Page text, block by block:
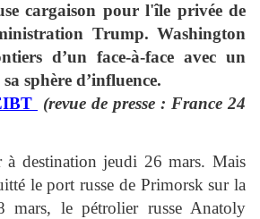
cargaison pour l'île privée de
Trump. Washington
d’un face-à-face avec un
sphère d’influence.
(revue de presse : France 24
à destination jeudi 26 mars. Mais
le port russe de Primorsk sur la
mars, le pétrolier russe Anatoly